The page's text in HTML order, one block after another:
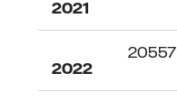
2021
2022
20557